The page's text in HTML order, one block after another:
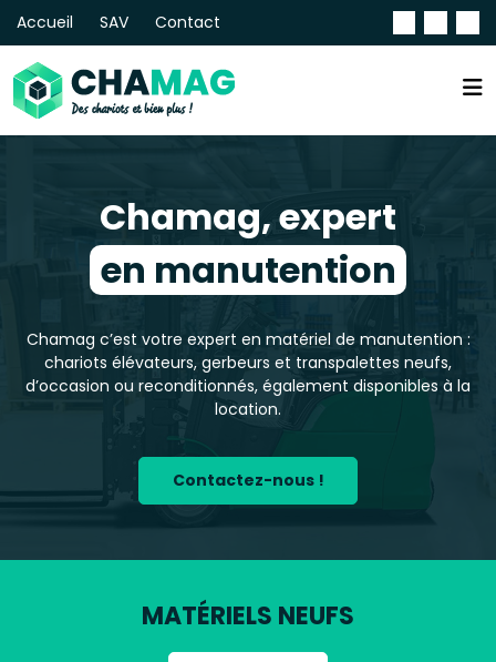
Accueil SAV Contact
Chamag, expert
en manutention
Chamag c’est votre expert en matériel de manutention :
chariots élévateurs, gerbeurs et transpalettes neufs,
d’occasion ou reconditionnés, également disponibles à la
location.
Contactez-nous !
MATÉRIELS NEUFS